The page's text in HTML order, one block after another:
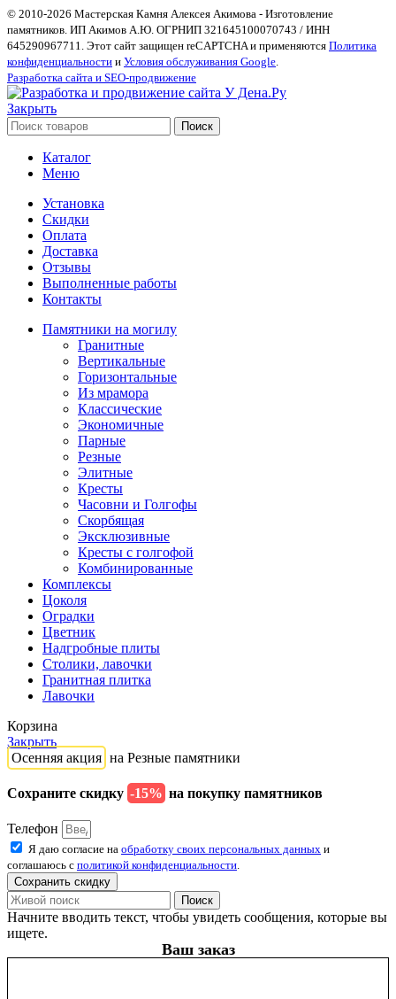
© 2010-2026 Мастерская Камня Алексея Акимова - Изготовление
памятников. ИП Акимов А.Ю. ОГРНИП 321645100070743 / ИНН
645290967711. Этот сайт защищен reCAPTCHA и применяются Политика
конфиденциальности и Условия обслуживания Google.
Разработка сайта и SEO-продвижение
Закрыть
Поиск
Каталог
Меню
Установка
Скидки
Оплата
Доставка
Отзывы
Выполненные работы
Контакты
Памятники на могилу
Гранитные
Вертикальные
Горизонтальные
Из мрамора
Классические
Экономичные
Парные
Резные
Элитные
Кресты
Часовни и Голгофы
Скорбящая
Эксклюзивные
Кресты с голгофой
Комбинированные
Комплексы
Цоколя
Оградки
Цветник
Надгробные плиты
Столики, лавочки
Гранитная плитка
Лавочки
Корзина
Закрыть
Осенняя акция на Резные памятники
Сохраните скидку -15% на покупку памятников
Телефон
Я даю согласие на обработку своих персональных данных и
соглашаюсь с политикой конфиденциальности
Сохранить скидку
Поиск
Начните вводить текст, чтобы увидеть сообщения, которые вы
ищете.
Ваш заказ